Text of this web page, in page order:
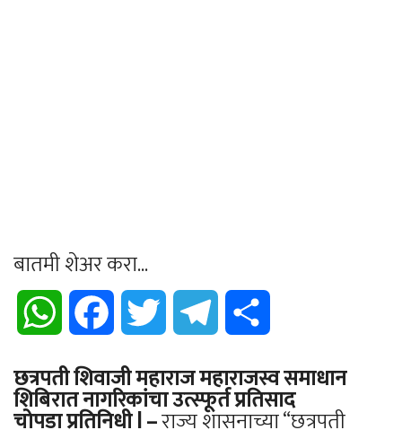
बातमी शेअर करा...
WhatsApp Facebook Twitter Telegram
छत्रपती शिवाजी महाराज महाराजस्व समाधान
शिबिरात नागरिकांचा उत्स्फूर्त प्रतिसाद
चोपडा प्रतिनिधी l –राज्य शासनाच्या “छत्रपती